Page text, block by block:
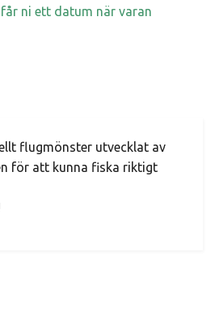
ni ett datum när varan
flugmönster utvecklat av
för att kunna fiska riktigt